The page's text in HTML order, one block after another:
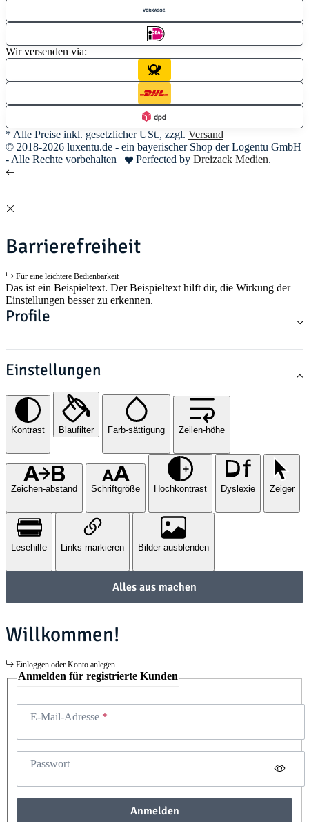
Wir versenden via:
* Alle Preise inkl. gesetzlicher USt., zzgl. Versand
© 2018-2026 luxentu.de - ein bayerischer Shop der Logentu GmbH
- Alle Rechte vorbehalten
Perfected by Dreizack Medien.
Barrierefreiheit
Für eine leichtere Bedienbarkeit
Das ist ein Beispieltext. Der Beispieltext hilft dir, die Wirkung der
Einstellungen besser zu erkennen.
Profile
Einstellungen
Kontrast Blaufilter Farb-sättigung Zeilen-höhe
Zeichen-abstand Schriftgröße Hochkontrast Dyslexie Zeiger
Lesehilfe Links markieren Bilder ausblenden
Alles aus machen
Willkommen!
Einloggen oder Konto anlegen.
Anmelden für registrierte Kunden
E-Mail-Adresse
Passwort
Anmelden